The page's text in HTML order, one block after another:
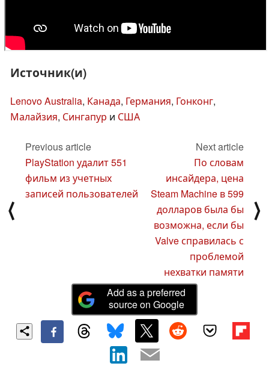
Источник(и)
Lenovo Australia, Канада, Германия, Гонконг,
Малайзия, Сингапур и США
⟨
Previous article
PlayStation удалит 551
фильм из учетных
записей пользователей
Next article
По словам
инсайдера, цена
Steam Machine в 599
долларов была бы
возможна, если бы
Valve справилась с
проблемой
нехватки памяти
⟩
Add as a preferred
source on Google